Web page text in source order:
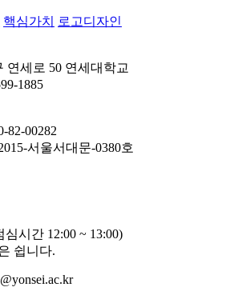
핵심가치
로고디자인
연세로 50 연세대학교
1885
82-00282
서울서대문-0380호
심시간 12:00 ~ 13:00)
쉽니다.